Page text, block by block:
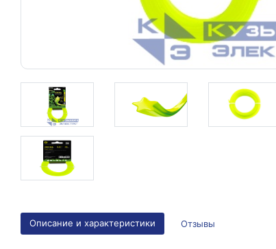
Описание и характеристики Отзывы